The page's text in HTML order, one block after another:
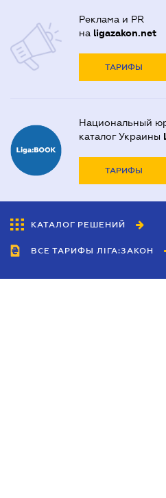
Реклама и PR
на ligazakon.net
ТАРИФЫ
Национальный
каталог Украины
ТАРИФЫ
КАТАЛОГ РЕШЕНИЙ
ВСЕ ТАРИФЫ ЛІГА:ЗАКОН